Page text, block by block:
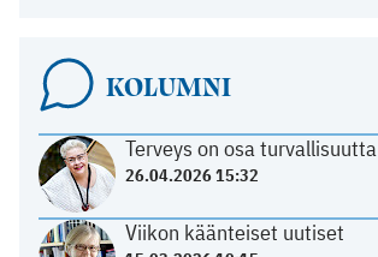
KOLUMNI
Terveys on osa turvallisuutta
26.04.2026 15:32
Viikon käänteiset uutiset